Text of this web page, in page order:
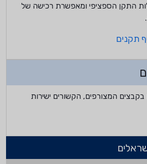
התקן הספציפי ומאפשרת רכישה של
תקנים
בקבצים המצורפים, הקשורים ישירות